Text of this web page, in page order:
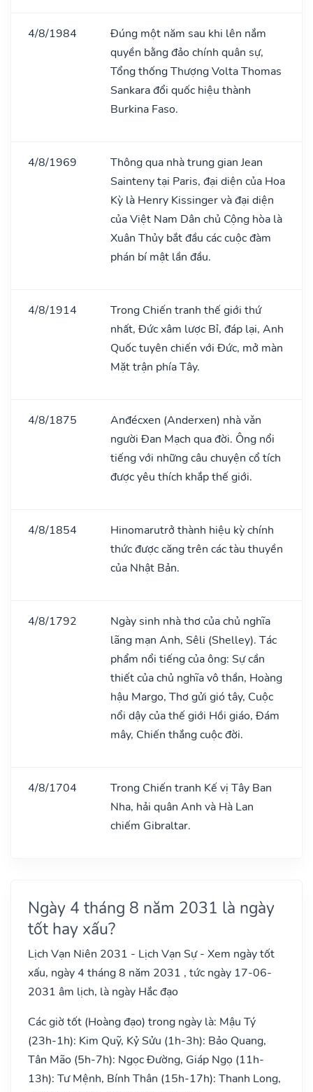
4/8/1984
Đúng một năm sau khi lên nắm
quyền bằng đảo chính quân sự,
Tổng thống Thượng Volta Thomas
Sankara đổi quốc hiệu thành
Burkina Faso.
4/8/1969
Thông qua nhà trung gian Jean
Sainteny tại Paris, đại diện của Hoa
Kỳ là Henry Kissinger và đại diện
của Việt Nam Dân chủ Cộng hòa là
Xuân Thủy bắt đầu các cuộc đàm
phán bí mật lần đầu.
4/8/1914
Trong Chiến tranh thế giới thứ
nhất, Đức xâm lược Bỉ, đáp lại, Anh
Quốc tuyên chiến với Đức, mở màn
Mặt trận phía Tây.
4/8/1875
Anđécxen (Anderxen) nhà vǎn
người Đan Mạch qua đời. Ông nổi
tiếng với những câu chuyện cổ tích
được yêu thích khắp thế giới.
4/8/1854
Hinomarutrở thành hiệu kỳ chính
thức được căng trên các tàu thuyền
của Nhật Bản.
4/8/1792
Ngày sinh nhà thơ của chủ nghĩa
lãng mạn Anh, Sêli (Shelley). Tác
phẩm nổi tiếng của ông: Sự cần
thiết của chủ nghĩa vô thần, Hoàng
hậu Margo, Thơ gửi gió tây, Cuộc
nổi dậy của thế giới Hồi giáo, Đám
mây, Chiến thắng cuộc đời.
4/8/1704
Trong Chiến tranh Kế vị Tây Ban
Nha, hải quân Anh và Hà Lan
chiếm Gibraltar.
Ngày 4 tháng 8 năm 2031 là ngày
tốt hay xấu?
Lịch Vạn Niên 2031 - Lịch Vạn Sự - Xem ngày tốt
xấu, ngày 4 tháng 8 năm 2031 , tức ngày 17-06-
2031 âm lịch, là ngày Hắc đạo
Các giờ tốt (Hoàng đạo) trong ngày là: Mậu Tý
(23h-1h): Kim Quỹ, Kỷ Sửu (1h-3h): Bảo Quang,
Tân Mão (5h-7h): Ngọc Đường, Giáp Ngọ (11h-
13h): Tư Mệnh, Bính Thân (15h-17h): Thanh Long,